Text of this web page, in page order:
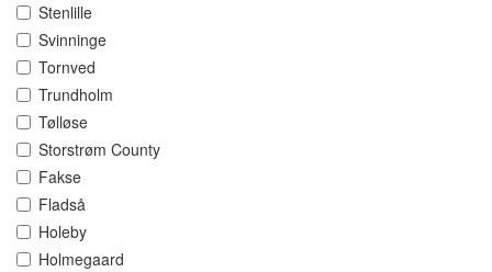
Stenlille
Svinninge
Tornved
Trundholm
Tølløse
Storstrøm County
Fakse
Fladså
Holeby
Holmegaard